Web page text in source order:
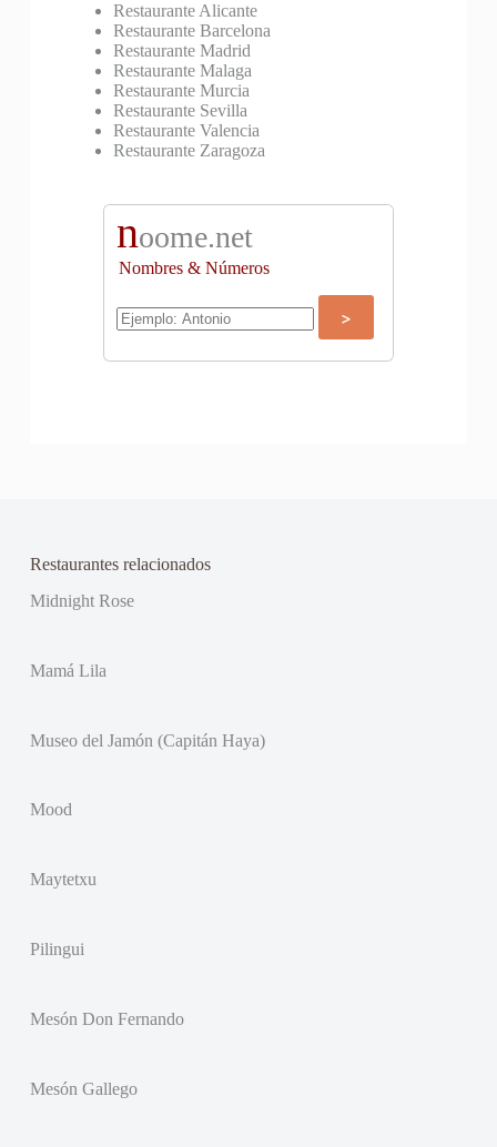
Restaurante Alicante
Restaurante Barcelona
Restaurante Madrid
Restaurante Malaga
Restaurante Murcia
Restaurante Sevilla
Restaurante Valencia
Restaurante Zaragoza
noome.net
Nombres & Números
Restaurantes relacionados
Midnight Rose
Mamá Lila
Museo del Jamón (Capitán Haya)
Mood
Maytetxu
Pilingui
Mesón Don Fernando
Mesón Gallego